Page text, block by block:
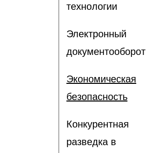
технологии
Электронный
документооборот
Экономическая
безопасность
Конкурентная
разведка в